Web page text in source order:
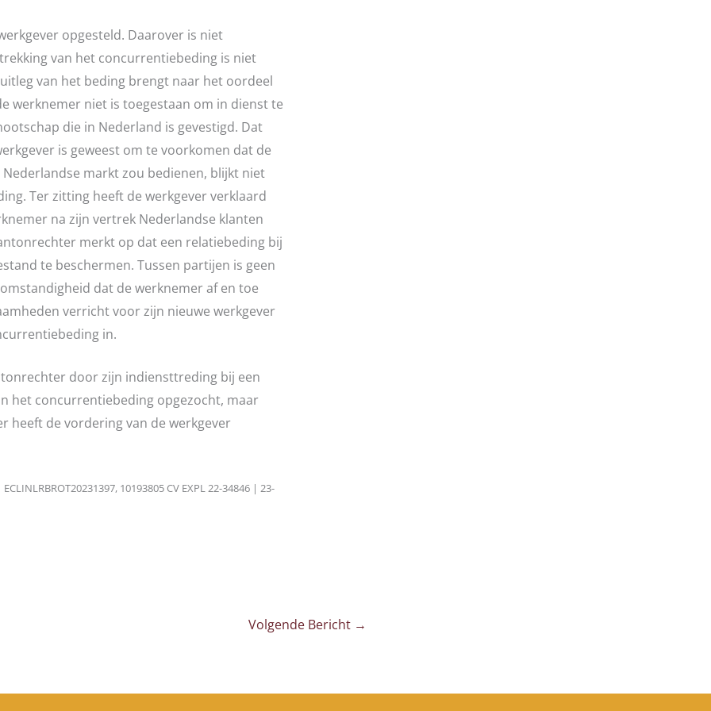
opgesteld. Daarover is niet
van het concurrentiebeding is niet
van het beding brengt naar het oordeel
werknemer niet is toegestaan om in dienst te
die in Nederland is gevestigd. Dat
is geweest om te voorkomen dat de
markt zou bedienen, blijkt niet
Ter zitting heeft de werkgever verklaard
na zijn vertrek Nederlandse klanten
merkt op dat een relatiebeding bij
te beschermen. Tussen partijen is geen
dat de werknemer af en toe
verricht voor zijn nieuwe werkgever
in.
door zijn indiensttreding bij een
het concurrentiebeding opgezocht, maar
heeft de vordering van de werkgever
10193805 CV EXPL 22-34846 | 23-
Volgende Bericht →